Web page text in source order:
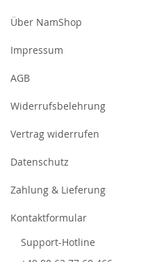
Über NamShop
Impressum
AGB
Widerrufsbelehrung
Vertrag widerrufen
Datenschutz
Zahlung & Lieferung
Kontaktformular
Support-Hotline